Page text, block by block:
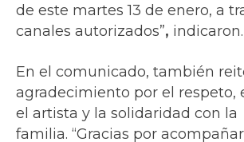
de este martes 13 de enero, a
canales autorizados”, indicaron.
En el comunicado, también
agradecimiento por el respeto,
el artista y la solidaridad con la
familia. “Gracias por